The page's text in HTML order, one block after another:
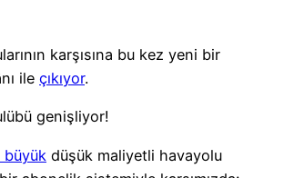
karşısına bu kez yeni bir
ile çıkıyor.
genişliyor!
büyük düşük maliyetli havayolu